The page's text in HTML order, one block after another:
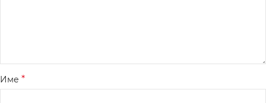
Име *